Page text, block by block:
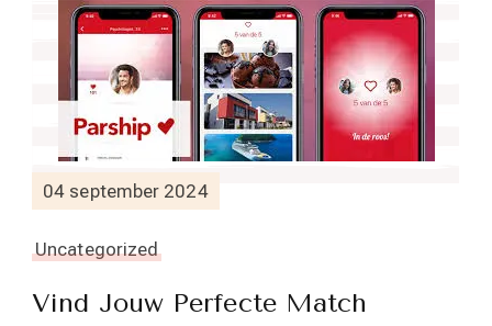
04 september 2024
Uncategorized
Vind Jouw Perfecte Match